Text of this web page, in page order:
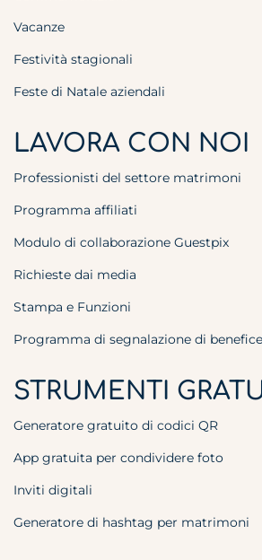
Vacanze
Festività stagionali
Feste di Natale aziendali
LAVORA CON NOI
Professionisti del settore matrimoni
Programma affiliati
Modulo di collaborazione Guestpix
Richieste dai media
Stampa e Funzioni
Programma di segnalazione di
STRUMENTI
Generatore gratuito di codici QR
App gratuita per condividere foto
Inviti digitali
Generatore di hashtag per matrimoni